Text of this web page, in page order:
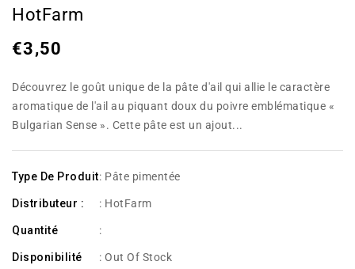
HotFarm
Prix
€3,50
Découvrez le goût unique de la pâte d'ail qui allie le caractère
aromatique de l'ail au piquant doux du poivre emblématique «
Bulgarian Sense ». Cette pâte est un ajout...
Type De Produit: Pâte pimentée
Distributeur : : HotFarm
Quantité :
Disponibilité : Out Of Stock